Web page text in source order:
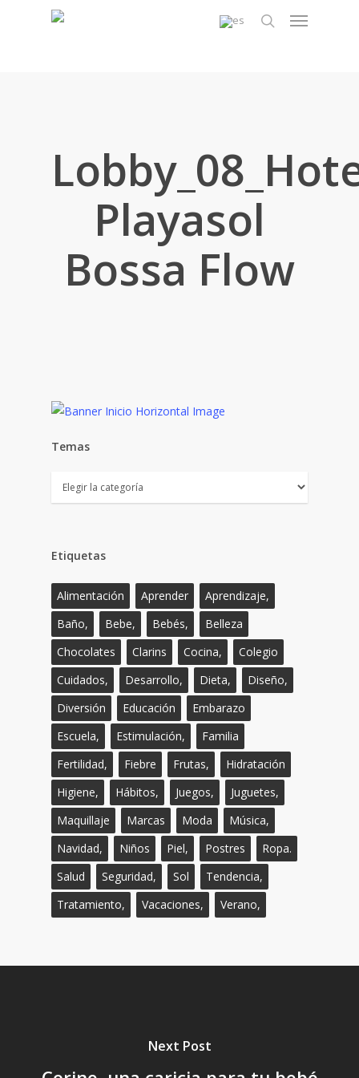
Menu
Playasol
Bossa Flow
Temas
Temas
Etiquetas
Alimentación Aprender
Aprendizaje,
Baño,
Bebe, Bebés,
Belleza
Chocolates
Clarins Cocina,
Colegio
Cuidados,
Desarrollo, Dieta,
Diseño,
Diversión
Educación
Embarazo
Escuela,
Estimulación,
Familia
Fertilidad,
Fiebre Frutas,
Hidratación
Higiene,
Hábitos, Juegos,
Juguetes,
Maquillaje
Marcas Moda
Música,
Navidad,
Niños Piel, Postres
Ropa.
Salud
Seguridad, Sol
Tendencia,
Tratamiento,
Vacaciones, Verano,
Next Post